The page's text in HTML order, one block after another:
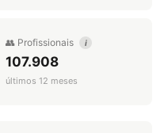
👥 Profissionais i
107.908
últimos 12 meses